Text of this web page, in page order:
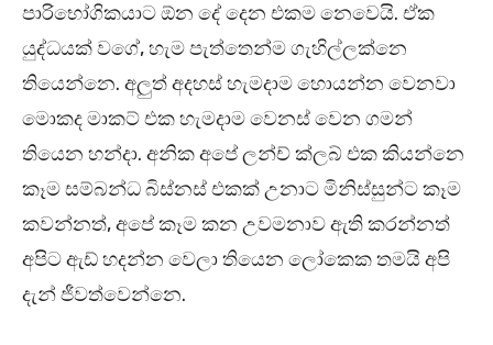
පාරිභෝගිකයාට ඕන දේ දෙන එකම නෙවෙයි. ඒක
යුද්ධයක් වගේ, හැම පැත්තෙන්ම ගැහිල්ලක්නෙ
තියෙන්නෙ. අලුත් අදහස් හැමදාම හොයන්න වෙනවා
මොකද මාකට් එක හැමදාම වෙනස් වෙන ගමන්
තියෙන හන්දා. අනික අපේ ලන්ච් ක්ලබ් එක කියන්නෙ
කෑම සම්බන්ධ බිස්නස් එකක් උනාට මිනිස්සුන්ට කෑම
කවන්නත්, අපේ කෑම කන උවමනාව ඇති කරන්නත්
අපිට ඇඩ් හදන්න වෙලා තියෙන ලෝකෙක තමයි අපි
දැන් ජීවත්වෙන්නෙ.